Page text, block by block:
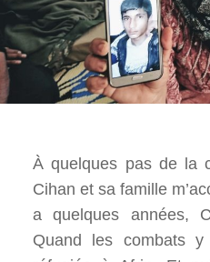
À quelques pas de la
Cihan et sa famille
a quelques années,
Quand les combats